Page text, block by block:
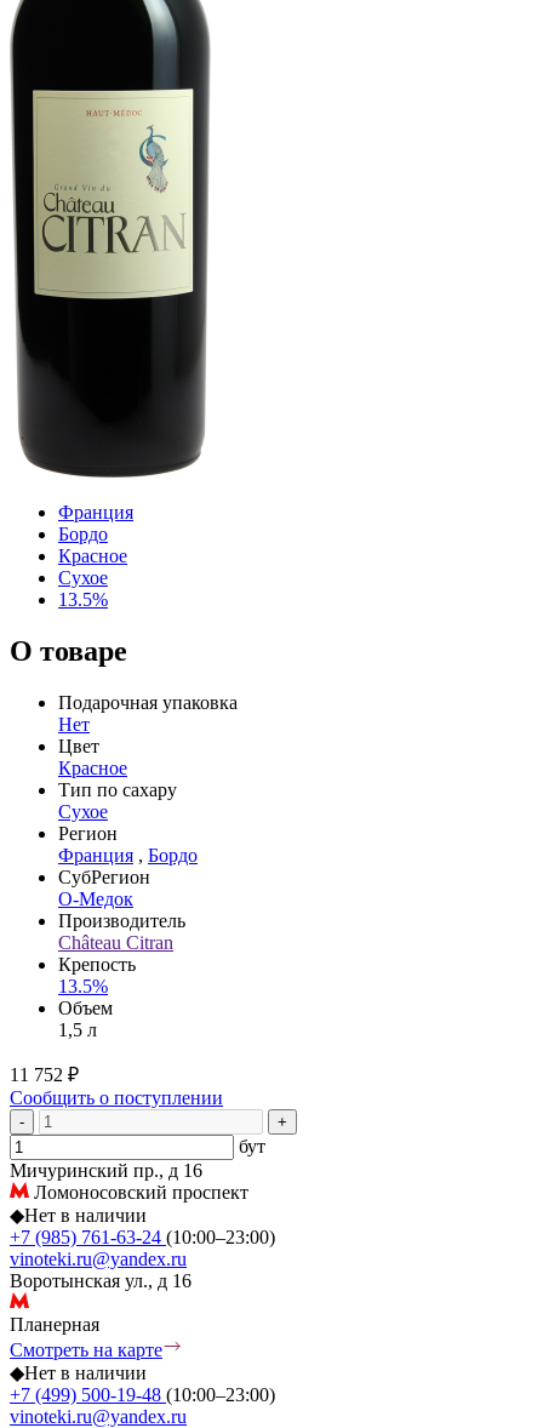
Франция
Бордо
Красное
Сухое
13.5%
О товаре
Подарочная упаковка
Нет
Цвет
Красное
Тип по сахару
Сухое
Регион
Франция , Бордо
СубРегион
О-Медок
Производитель
Château Citran
Крепость
13.5%
Объем
1,5 л
11 752 ₽
Сообщить о поступлении
- +
бут
Мичуринский пр., д 16
Ломоносовский проспект
◆Нет в наличии
+7 (985) 761-63-24 (10:00–23:00)
vinoteki.ru@yandex.ru
Воротынская ул., д 16
Планерная
Смотреть на карте
◆Нет в наличии
+7 (499) 500-19-48 (10:00–23:00)
vinoteki.ru@yandex.ru